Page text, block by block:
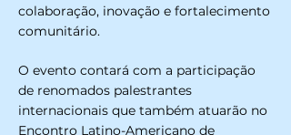
colaboração, inovação e fortalecimento
comunitário.
O evento contará com a participação
de renomados palestrantes
internacionais que também atuarão no
Encontro Latino-Americano de